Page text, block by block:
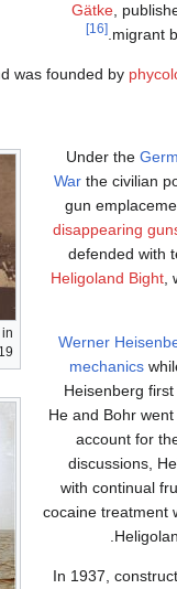
Gätke,
migrant
.
[16]
was founded by
Under the
War the civilian
gun
disappearing
defended with
Heligoland Bight
Werner
mechanics
Heisenberg
He and Bohr
account for
discussions,
with continual
cocaine treatment
In 1937,